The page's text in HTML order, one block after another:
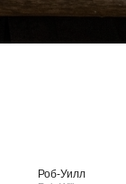
Роб-Уилл